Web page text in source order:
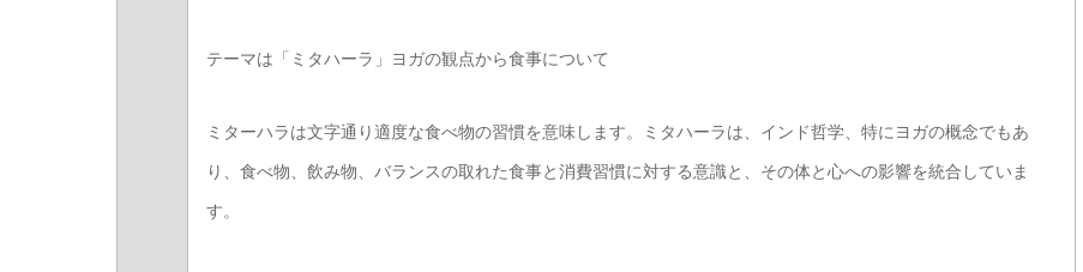
テーマは「ミタハーラ」ヨガの観点から食事について
ミターハラは文字通り適度な食べ物の習慣を意味します。ミタハーラは、インド哲学、特にヨガの概念でもあ
り、食べ物、飲み物、バランスの取れた食事と消費習慣に対する意識と、その体と心への影響を統合していま
す。